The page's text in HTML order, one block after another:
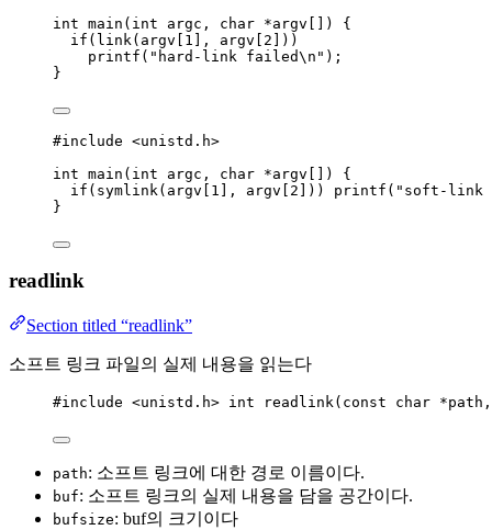
int main ( int argc , char *argv
) {
if ( link( argv 1 ], argv 2 ]) )
printf( " hard-link failed\n " ) ;
}
#include <unistd.h>
int main ( int argc , char *argv
) {
if ( symlink( argv 1 ], argv 2 ]) ) printf( " soft-link
}
readlink
Section titled “readlink”
소프트 링크 파일의 실제 내용을 읽는다
#include <unistd.h> int readlink(const char
path: 소프트 링크에 대한 경로 이름이다.
buf: 소프트 링크의 실제 내용을 담을 공간이다.
bufsize: buf의 크기이다